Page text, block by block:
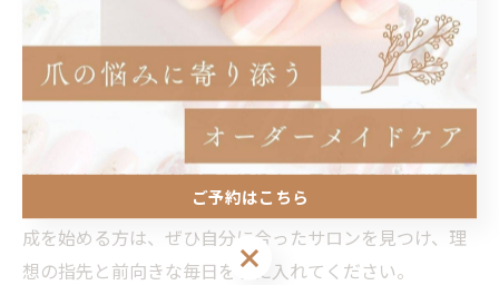
ケアは気分転換や自己肯定感の向上につながります。実
際に「指先がきれいになってから、周囲の反応も良くな
った」「気持ちが前向きになった」という体験談も多く
見られます。
ネイルケアは単なる美容ではなく、自分自身を大切にす
るための習慣です。これから那覇でネイルケアや自爪育
成を始める方は、ぜひ自分に合ったサロンを見つけ、理
想の指先と前向きな毎日を手に入れてください。
ご予約はこちら
ご予約はこちら